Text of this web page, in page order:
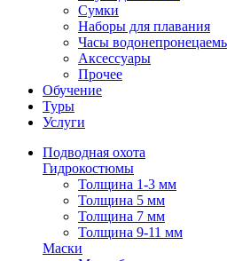
Сумки
Наборы для плавания
Часы
Аксессуары
Прочее
Обучение
Туры
Услуги
Подводная охота
Гидрокостюмы
Толщина 1-3 мм
Толщина 5 мм
Толщина 7 мм
Толщина 9-11 мм
Маски